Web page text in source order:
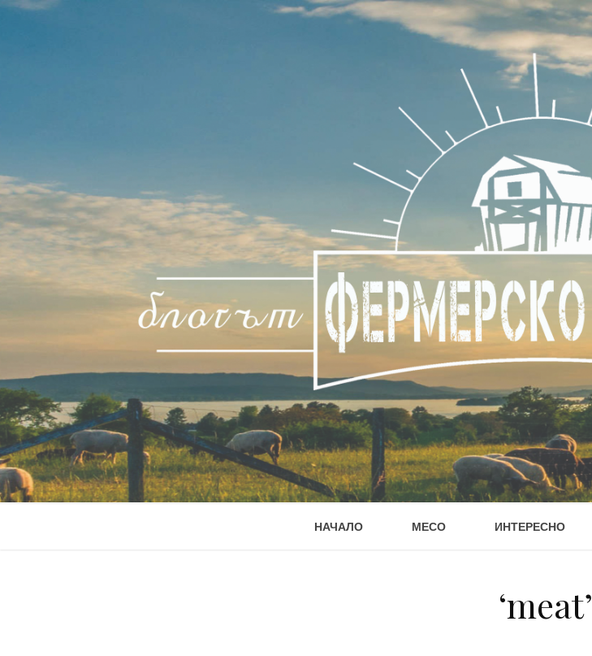
НАЧАЛО МЕСО ИНТЕРЕСНО
‘meat’